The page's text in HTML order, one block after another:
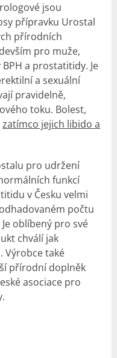
jsou
přípravku Urostal
přírodních
pro muže,
a prostatitidy. Je
a sexuální
pravidelně,
toku. Bolest,
zatímco jejich libido a
pro udržení
funkcí
v Česku velmi
počtu
oblíbený pro své
chválí jak
Výrobce také
přírodní doplněk
asociace pro